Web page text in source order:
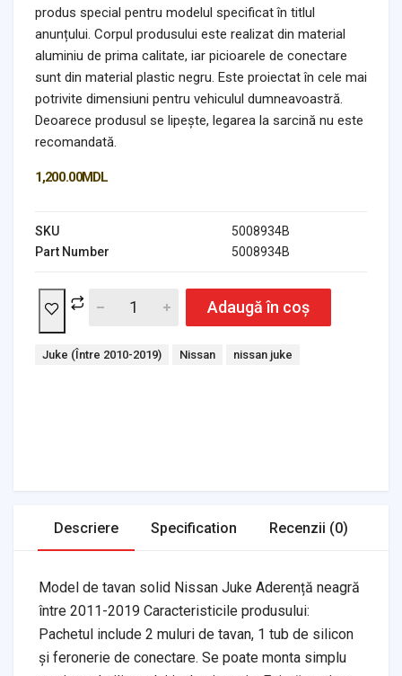
produs special pentru modelul specificat în titlul
anunțului. Corpul produsului este realizat din material
aluminiu de prima calitate, iar picioarele de conectare
sunt din material plastic negru. Este proiectat în cele mai
potrivite dimensiuni pentru vehiculul dumneavoastră.
Deoarece produsul se lipește, legarea la sarcină nu este
recomandată.
1,200.00MDL
SKU
5008934B
Part Number
5008934B
Adaugă în coș
Tags:
Juke (Între 2010-2019) Nissan nissan juke
Descriere Specification Recenzii (0)
Model de tavan solid Nissan Juke Aderență neagră
între 2011-2019 Caracteristicile produsului:
Pachetul include 2 muluri de tavan, 1 tub de silicon
și feronerie de conectare. Se poate monta simplu